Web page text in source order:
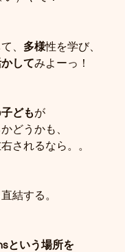
て、 多様性を学び、
してみよーっ！
子どもが
どうかも、
されるなら。。
結する。
という場所を